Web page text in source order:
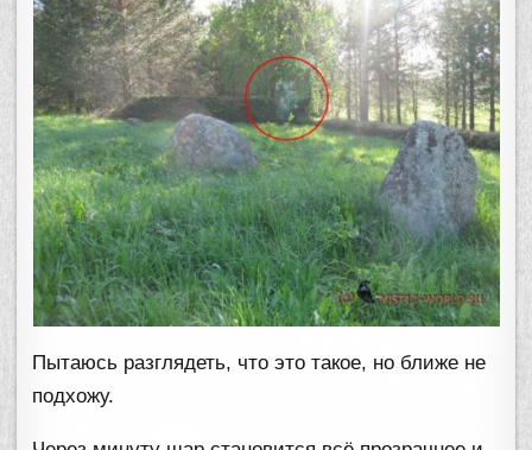
Пытаюсь разглядеть, что это такое, но ближе не
подхожу.